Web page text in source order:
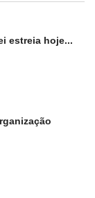
estreia hoje...